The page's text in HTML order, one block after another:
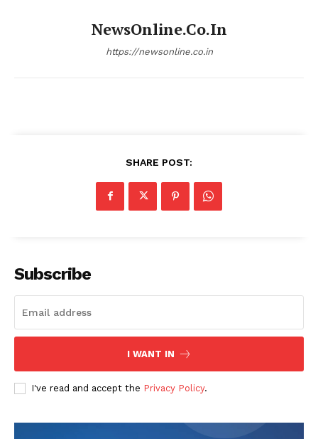
NewsOnline.co.in
https://newsonline.co.in
SHARE POST:
Subscribe
I WANT IN
I've read and accept the Privacy Policy.